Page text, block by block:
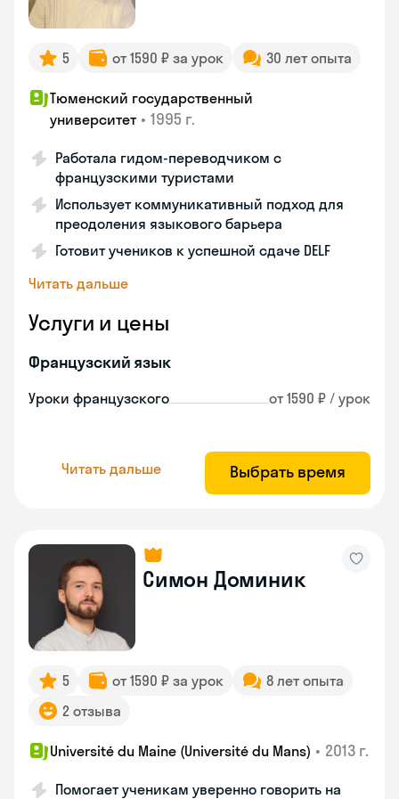
5 от 1590 ₽ за урок 30 лет опыта
Тюменский государственный
университет • 1995 г.
Работала гидом-переводчиком с
французскими туристами
Использует коммуникативный подход для
преодоления языкового барьера
Готовит учеников к успешной сдаче DELF
Читать дальше
Услуги и цены
Французский язык
Уроки французского от 1590 ₽ / урок
Читать дальше Выбрать время
Симон Доминик
5 от 1590 ₽ за урок
8 лет опыта
2 отзыва
Université du Maine (Université du Mans) • 2013 г.
Помогает ученикам уверенно говорить на